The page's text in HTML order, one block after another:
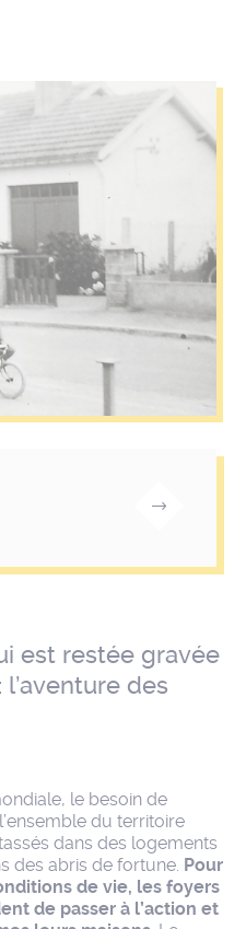
est restée gravée
des
le besoin de
du territoire
dans des logements
des abris de fortune. Pour
de vie, les foyers
de passer à l’action et